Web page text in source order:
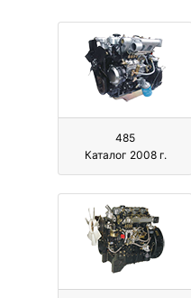
485
Каталог 2008 г.